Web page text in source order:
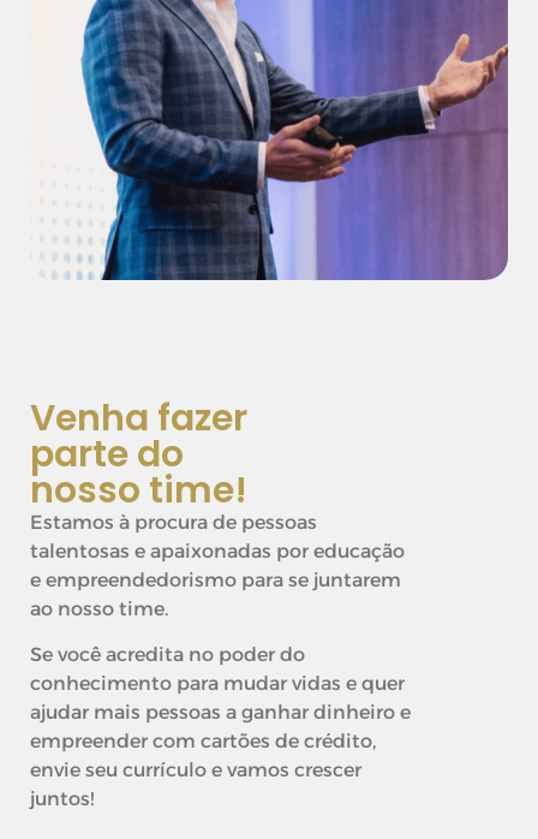
Venha fazer
parte do
nosso time!
Estamos à procura de pessoas
talentosas e apaixonadas por educação
e empreendedorismo para se juntarem
ao nosso time.
Se você acredita no poder do
conhecimento para mudar vidas e quer
ajudar mais pessoas a ganhar dinheiro e
empreender com cartões de crédito,
envie seu currículo e vamos crescer
juntos!